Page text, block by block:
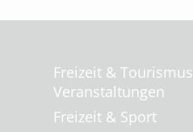
Freizeit & Tourismus
Veranstaltungen
Freizeit & Sport